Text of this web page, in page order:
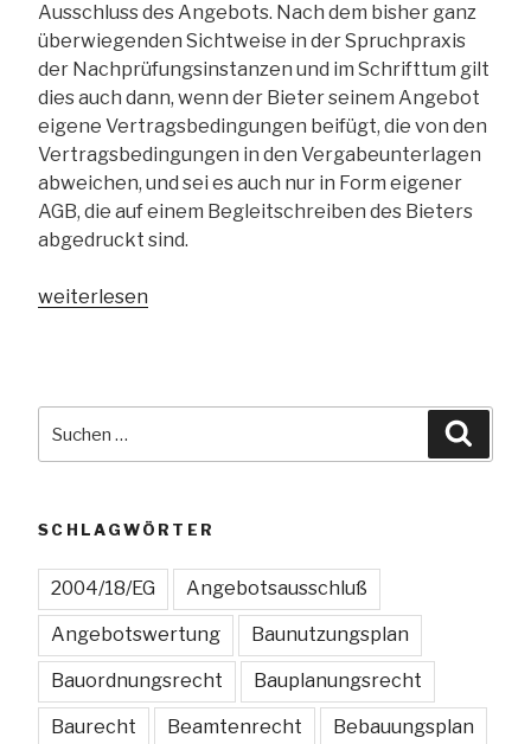
Ausschluss des Angebots. Nach dem bisher ganz
überwiegenden Sichtweise in der Spruchpraxis
der Nachprüfungsinstanzen und im Schrifttum gilt
dies auch dann, wenn der Bieter seinem Angebot
eigene Vertragsbedingungen beifügt, die von den
Vertragsbedingungen in den Vergabeunterlagen
abweichen, und sei es auch nur in Form eigener
AGB, die auf einem Begleitschreiben des Bieters
abgedruckt sind.
„BGH:
des
Bieters
führt
zwingend
Ausschluss
des
Angebots“
weiterlesen
nach:
SCHLAGWÖRTER
2004/18/EG Angebotsausschluß
Angebotswertung Baunutzungsplan
Bauordnungsrecht Bauplanungsrecht
Baurecht Beamtenrecht Bebauungsplan